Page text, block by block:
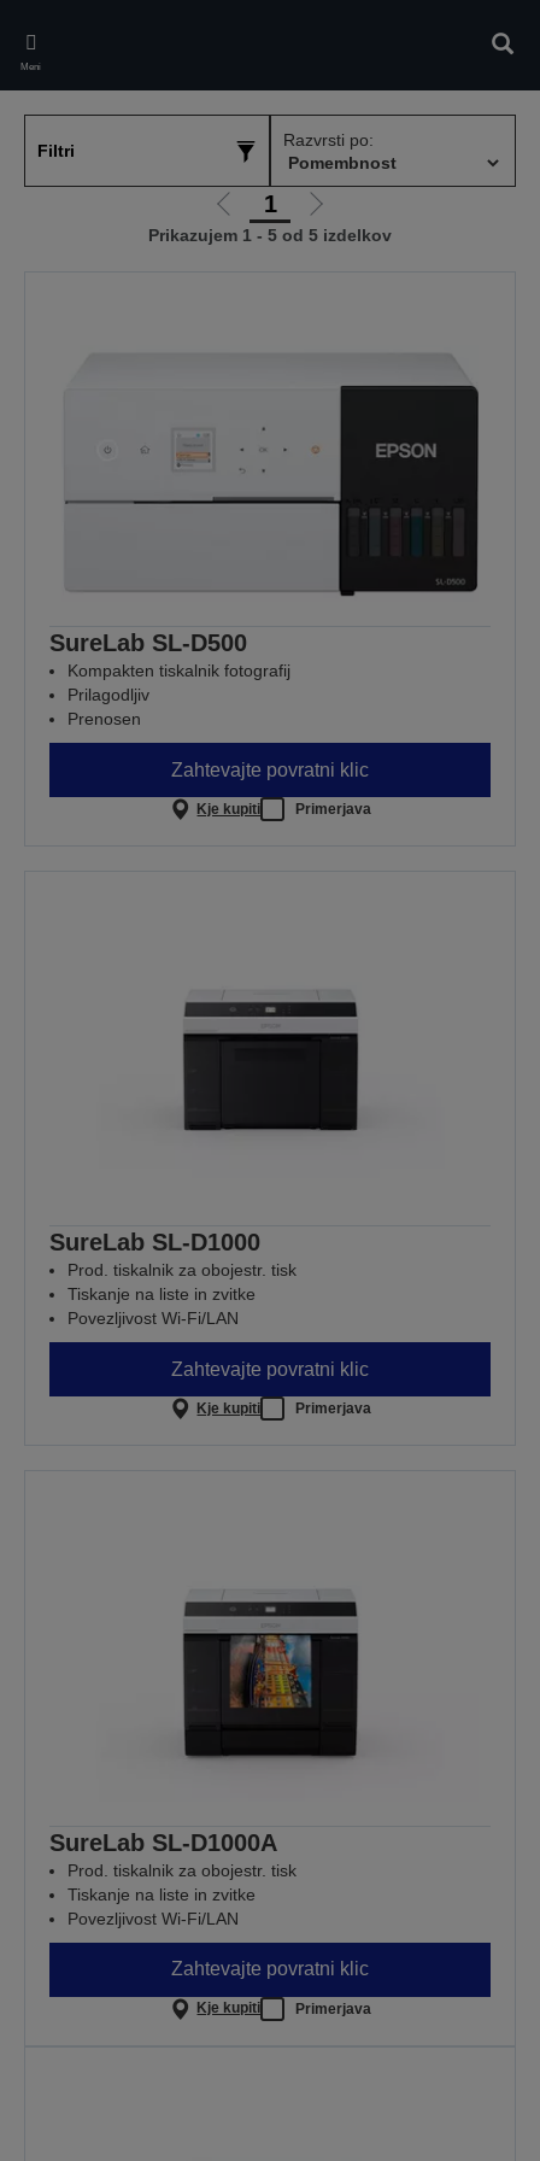
main
content
Meni
Filtri
Razvrsti po:
Pojdi
na
1
Pojdi
na
Prikazujem 1 - 5 od 5 izdelkov
SureLab SL-D500
Kompakten tiskalnik fotografij
Prilagodljiv
Prenosen
Zahtevajte povratni klic
Kje kupiti Primerjava
SureLab SL-D1000
Prod. tiskalnik za obojestr. tisk
Tiskanje na liste in zvitke
Povezljivost Wi-Fi/LAN
Zahtevajte povratni klic
Kje kupiti Primerjava
SureLab SL-D1000A
Prod. tiskalnik za obojestr. tisk
Tiskanje na liste in zvitke
Povezljivost Wi-Fi/LAN
Zahtevajte povratni klic
Kje kupiti Primerjava